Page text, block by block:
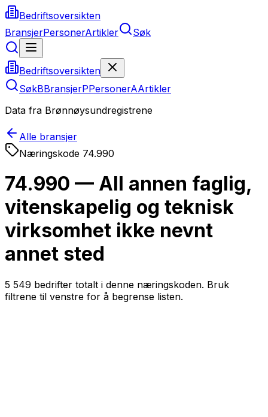
Bedriftsoversikten
BransjerPersonerArtikler Søk
Bedriftsoversikten
SøkBBransjerPPersonerAArtikler
Data fra Brønnøysundregistrene
Alle bransjer
Næringskode 74.990
74.990 — All annen faglig,
vitenskapelig og teknisk
virksomhet ikke nevnt
annet sted
5 549 bedrifter totalt i denne næringskoden. Bruk
filtrene til venstre for å begrense listen.